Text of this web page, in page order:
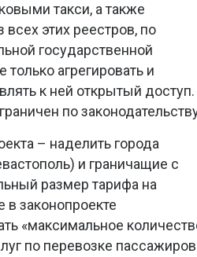
такси, а также
этих реестров, по
государственной
агрегировать и
к ней открытый доступ.
по
– наделить города
и граничащие с
размер тарифа на
законопроекте
«максимальное
по перевозке пассажиров